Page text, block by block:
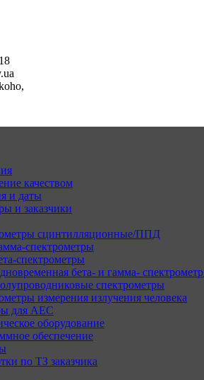
качеством
и даты
и заказчики
сцинтилляционные/ППД
спектрометры
спектрометры
бета- и гамма-
спектрометры
измерения излучения человека
для АЕС
оборудование
обеспечение
по ТЗ заказчика